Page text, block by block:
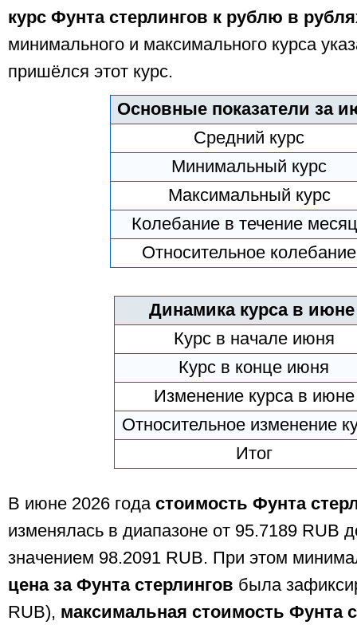
курс Фунта стерлингов к рублю в
минимального и максимального курса
пришёлся этот курс.
Основные показатели за
Средний курс
Минимальный курс
Максимальный курс
Колебание в течение
Относительное колебание
Динамика курса в июне
Курс в начале июня
Курс в конце июня
Изменение курса в июне
Относительное изменение
Итог
В июне 2026 года стоимость Фунта
изменялась в диапазоне от 95.7189 RUB
значением 98.2091 RUB. При этом
цена за Фунта стерлингов была
RUB), максимальная стоимость Фунта